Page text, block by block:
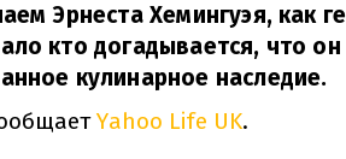
Эрнеста Хемингуэя, как
кто догадывается, что
кулинарное наследие.
Yahoo Life UK.